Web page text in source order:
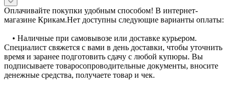
Оплачивайте покупки удобным способом! В интернет-
магазине Крикам.Нет доступны следующие варианты оплаты:
• Наличные при самовывозе или доставке курьером.
Специалист свяжется с вами в день доставки, чтобы уточнить
время и заранее подготовить сдачу с любой купюры. Вы
подписываете товаросопроводительные документы, вносите
денежные средства, получаете товар и чек.